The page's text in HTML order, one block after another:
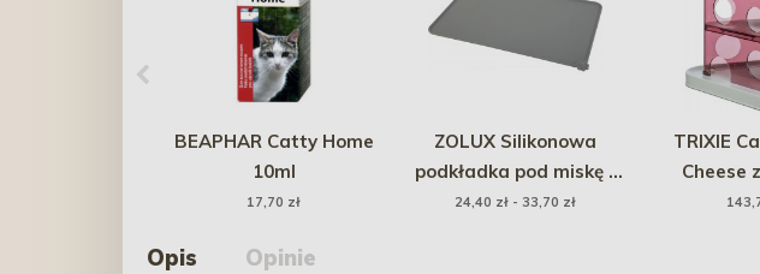
BEAPHAR Catty Home
10ml
17,70 zł
ZOLUX Silikonowa
podkładka pod miskę -
szara
24,40 zł - 33,70 zł
TRIXIE
Cheese
edukacyjna
Opis Opinie